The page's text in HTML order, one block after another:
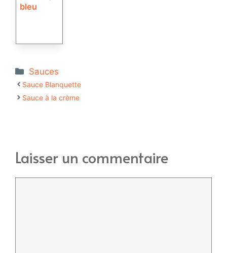
bleu
Catégories
Sauces
Sauce Blanquette
Sauce à la crème
Laisser un commentaire